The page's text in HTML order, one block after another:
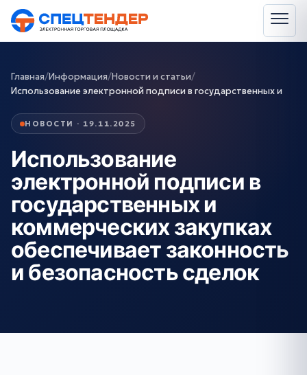
Главная/Информация/Новости и статьи/
Использование электронной подписи в государственных и
НОВОСТИ · 19.11.2025
Использование
электронной подписи в
государственных и
коммерческих закупках
обеспечивает законность
и безопасность сделок